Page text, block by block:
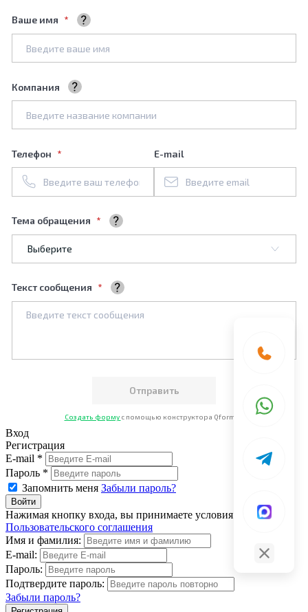
Ваше имя
Компания
Телефон E-mail
Тема обращения
Текст сообщения
Создать форму с помощью конструктора Qform.io
Вход
Регистрация
E-mail *
Пароль *
Запомнить меня Забыли пароль?
Нажимая кнопку входа, вы принимаете условия
Пользовательского соглашения
Имя и фамилия:
E-mail:
Пароль:
Подтвердите пароль:
Забыли пароль?